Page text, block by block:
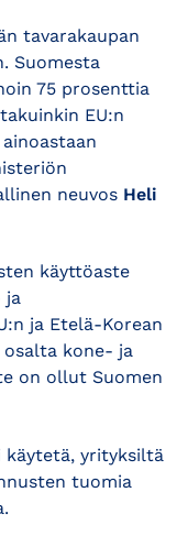
tavarakaupan
Suomesta
75 prosenttia
EU:n
neuvos Heli
käyttöaste
ja
ja Etelä-Korean
osalta kone- ja
on ollut Suomen
käytetä, yrityksiltä
tuomia